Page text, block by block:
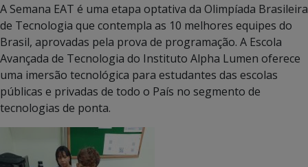
A Semana EAT é uma etapa optativa da Olimpíada Brasileira
de Tecnologia que contempla as 10 melhores equipes do
Brasil, aprovadas pela prova de programação. A Escola
Avançada de Tecnologia do Instituto Alpha Lumen oferece
uma imersão tecnológica para estudantes das escolas
públicas e privadas de todo o País no segmento de
tecnologias de ponta.